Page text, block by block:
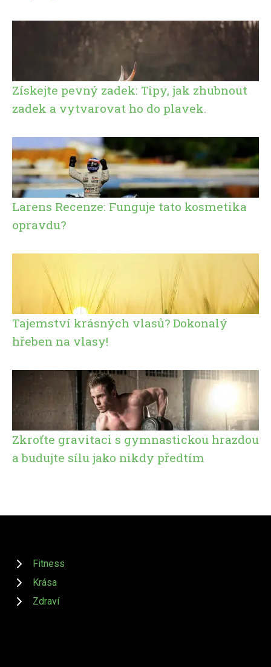
Získejte pevný zadek: Tipy, jak zhubnout
zadek a vytvarovat ho do plavek.
Larens Recenze: Funguje tato kosmetika
opravdu?
Tajemství krásných vlasů? Dokonalý
hřeben na vlasy!
Zkroťte gravitaci s gymnastickou hrazdou
a budujte sílu jako nikdy předtím
Fitness
Krása
Zdraví